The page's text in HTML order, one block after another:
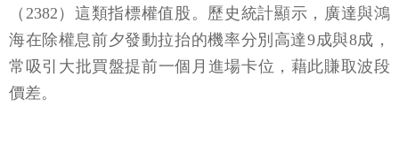
（2382）這類指標權值股。歷史統計顯示，廣達與鴻
海在除權息前夕發動拉抬的機率分別高達9成與8成，
常吸引大批買盤提前一個月進場卡位，藉此賺取波段
價差。